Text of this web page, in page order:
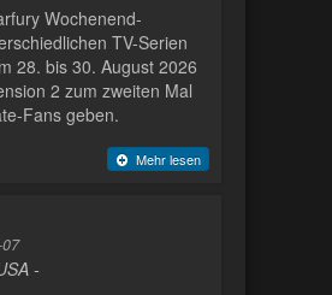
Wochenend-
TV-Serien
28. bis 30. August 2026
2 zum zweiten Mal
Fans geben.
Mehr lesen
-